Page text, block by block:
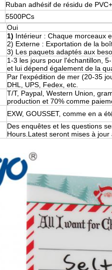
Ruban adhésif de résidu de
5500PCs
Oui
1) Intérieur : Chaque morceaux
2) Externe : Exportation de la
3) Les paquets adaptés aux
1-3 les jours pour l'échantillon,
et lui dépend également de la
Par l'expédition de mer (20-35
DHL, UPS, Fedex, etc.
T/T, Paypal, Western Union,
production et 70% comme
EXW, GOUSSET, comme en a
Des enquêtes et les questions
Hours.Latest seront mises à